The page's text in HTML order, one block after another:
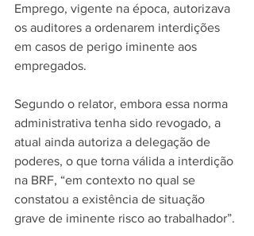
Emprego, vigente na época, autorizava
os auditores a ordenarem interdições
em casos de perigo iminente aos
empregados.
Segundo o relator, embora essa norma
administrativa tenha sido revogado, a
atual ainda autoriza a delegação de
poderes, o que torna válida a interdição
na BRF, “em contexto no qual se
constatou a existência de situação
grave de iminente risco ao trabalhador”.